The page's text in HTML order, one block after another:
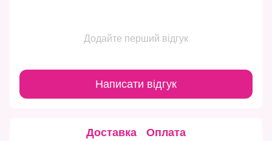
Додайте перший відгук
Написати відгук
Доставка Оплата